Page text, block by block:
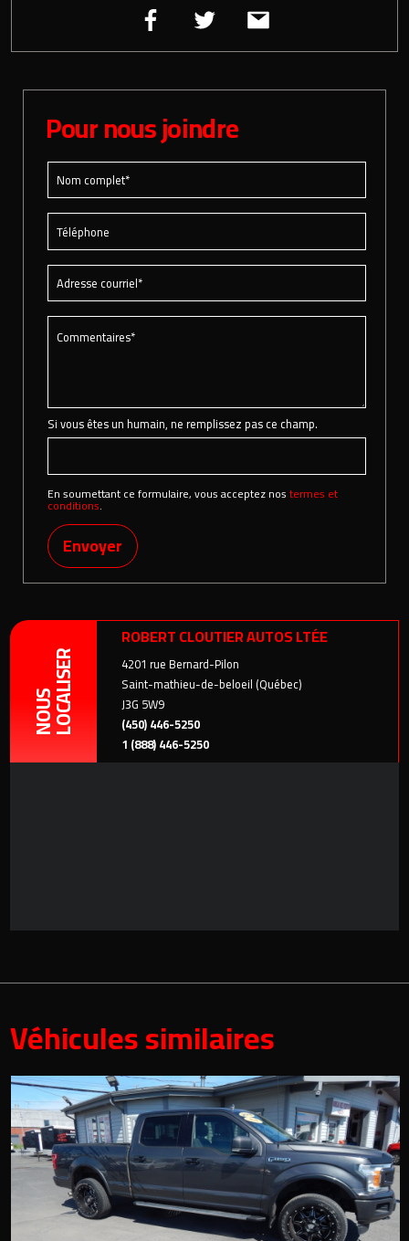
Pour nous joindre
Si vous êtes un humain, ne remplissez pas ce champ.
En soumettant ce formulaire, vous acceptez nostermes et
conditions.
Envoyer
NOUS
LOCALISER
ROBERT CLOUTIER AUTOS LTÉE
4201 rue Bernard-Pilon
Saint-mathieu-de-beloeil (Québec)
J3G 5W9
(450) 446-5250
1 (888) 446-5250
Véhicules similaires